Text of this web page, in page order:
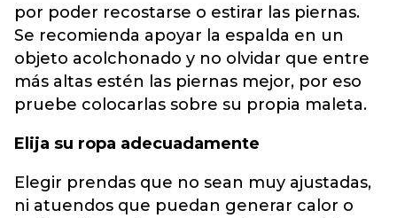
por poder recostarse o estirar las piernas.
Se recomienda apoyar la espalda en un
objeto acolchonado y no olvidar que entre
más altas estén las piernas mejor, por eso
pruebe colocarlas sobre su propia maleta.
Elija su ropa adecuadamente
Elegir prendas que no sean muy ajustadas,
ni atuendos que puedan generar calor o